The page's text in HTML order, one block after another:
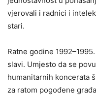
vjerovali i radnici i
stari.
Ratne godine
slavi. Umjesto da se
humanitarnih koncerata
za ratom pogođene